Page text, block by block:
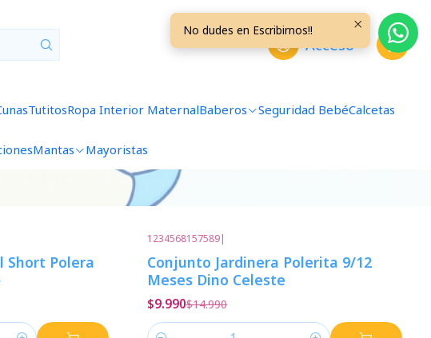
Acceso
TutitosRopa Interior MaternalBaberos Seguridad BebéCalcetas
Mantas Mayoristas
Short Polera
1234568157589|
Conjunto Jardinera Polerita 9/12
Meses Dino Celeste
$9.990$14.990
No dudes en Escribirnos!!